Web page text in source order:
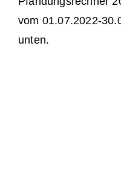
vom 01.07.2022-
unten.